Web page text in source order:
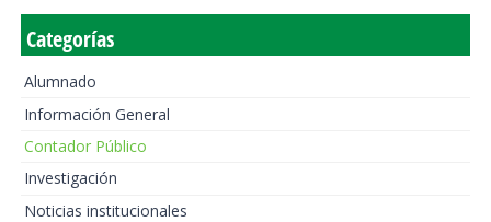
Categorías
Alumnado
Información General
Contador Público
Investigación
Noticias institucionales